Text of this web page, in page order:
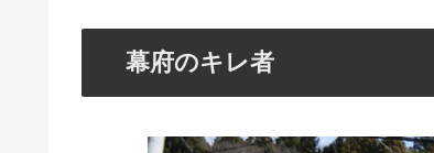
幕府のキレ者